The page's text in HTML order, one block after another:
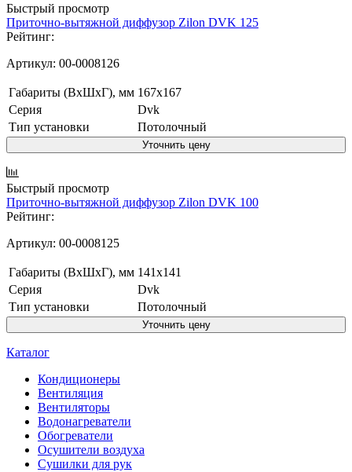
Быстрый просмотр
Приточно-вытяжной диффузор Zilon DVK 125
Рейтинг:
Артикул: 00-0008126
Габариты (ВxШxГ), мм 167x167
Серия
Dvk
Тип установки
Потолочный
Уточнить цену
Быстрый просмотр
Приточно-вытяжной диффузор Zilon DVK 100
Рейтинг:
Артикул: 00-0008125
Габариты (ВxШxГ), мм 141x141
Серия
Dvk
Тип установки
Потолочный
Уточнить цену
Каталог
Кондиционеры
Вентиляция
Вентиляторы
Водонагреватели
Обогреватели
Осушители воздуха
Сушилки для рук